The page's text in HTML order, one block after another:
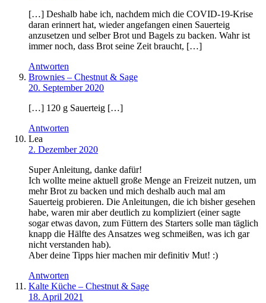
[…] Deshalb habe ich, nachdem mich die COVID-19-Krise
daran erinnert hat, wieder angefangen einen Sauerteig
anzusetzen und selber Brot und Bagels zu backen. Wahr ist
immer noch, dass Brot seine Zeit braucht, […]
Antworten
Brownies – Chestnut & Sage
20. September 2020
[…] 120 g Sauerteig […]
Antworten
Lea
2. Dezember 2020
Super Anleitung, danke dafür!
Ich wollte meine aktuell große Menge an Freizeit nutzen, um
mehr Brot zu backen und mich deshalb auch mal am
Sauerteig probieren. Die Anleitungen, die ich bisher gesehen
habe, waren mir aber deutlich zu kompliziert (einer sagte
sogar etwas davon, zum Füttern des Starters solle man täglich
knapp die Hälfte des Ansatzes weg schmeißen, was ich gar
nicht verstanden hab).
Aber deine Tipps hier machen mir definitiv Mut! :)
Antworten
Kalte Küche – Chestnut & Sage
18. April 2021